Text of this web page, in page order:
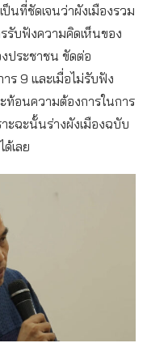
ป็นที่ชัดเจนว่าผังเมืองรวม
รับฟังความคิดเห็นของ
ประชาชน ขัดต่อ
ร 9 และเมื่อไม่รับฟัง
ท้อนความต้องการในการ
ะฉะนั้นร่างผังเมืองฉบับ
เลย